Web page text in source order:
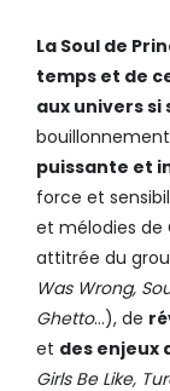
La Soul de
temps et de
aux univers si
puissante et
force et
et mélodies de
attitrée du
Was Wrong,
Ghetto…), de
et des enjeux
Girls Be Like,